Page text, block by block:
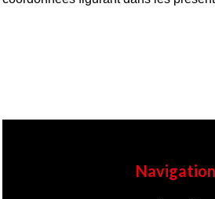
Navigation